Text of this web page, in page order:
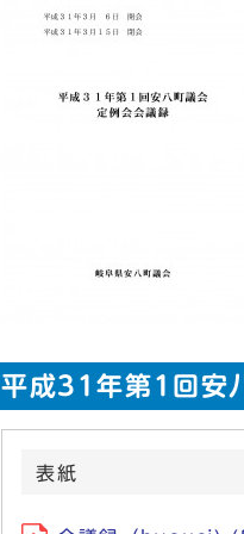
平成31年第1回安
表紙